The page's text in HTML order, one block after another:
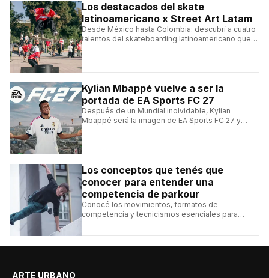
Los destacados del skate
latinoamericano x Street Art Latam
Desde México hasta Colombia: descubrí a cuatro
talentos del skateboarding latinoamericano que
Kylian Mbappé vuelve a ser la
portada de EA Sports FC 27
Después de un Mundial inolvidable, Kylian
Mbappé será la imagen de EA Sports FC 27 y
Los conceptos que tenés que
conocer para entender una
competencia de parkour
Conocé los movimientos, formatos de
competencia y tecnicismos esenciales para
ARTE URBANO